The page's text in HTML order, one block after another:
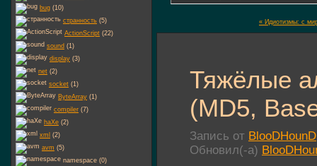
« Идиотизмы: с
Тяжёлые
(MD5,
Запись от BlooDHounD
Обновил(-а)
bug (10)
странность (5)
ActionScript (22)
sound (1)
display (3)
net (2)
socket (1)
ByteArray (1)
compiler (7)
haXe (2)
xml (2)
avm (5)
namespace (0)